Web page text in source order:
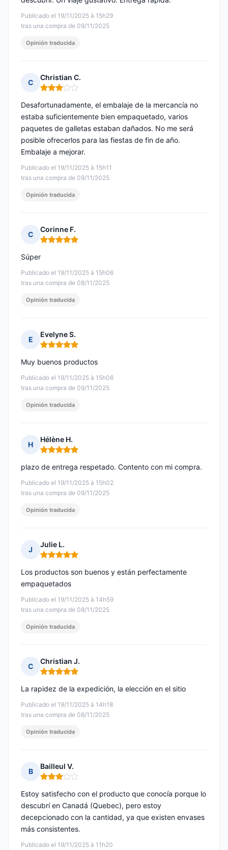
Publicado el 19/11/2025 à 15h29
tras una compra de 09/11/2025
Opinión traducida
C
Christian C.
Nota: 3 de 5
Publicado el 19/11/2025 à 15h11
tras una compra de 09/11/2025
Desafortunadamente, el embalaje de la mercancía no
estaba suficientemente bien empaquetado, varios
paquetes de galletas estaban dañados. No me será
posible ofrecerlos para las fiestas de fin de año.
Embalaje a mejorar.
Opinión traducida
C
Corinne F.
Nota: 5 de 5
Publicado el 19/11/2025 à 15h06
tras una compra de 08/11/2025
Súper
Opinión traducida
E
Evelyne S.
Nota: 5 de 5
Publicado el 19/11/2025 à 15h06
tras una compra de 09/11/2025
Muy buenos productos
Opinión traducida
H
Hélène H.
Nota: 5 de 5
Publicado el 19/11/2025 à 15h02
tras una compra de 09/11/2025
plazo de entrega respetado. Contento con mi compra.
Opinión traducida
J
Julie L.
Nota: 5 de 5
Publicado el 19/11/2025 à 14h59
tras una compra de 08/11/2025
Los productos son buenos y están perfectamente
empaquetados
Opinión traducida
C
Christian J.
Nota: 5 de 5
Publicado el 19/11/2025 à 14h18
tras una compra de 08/11/2025
La rapidez de la expedición, la elección en el sitio
Opinión traducida
B
Bailleul V.
Nota: 3 de 5
Publicado el 19/11/2025 à 11h20
Estoy satisfecho con el producto que conocía porque lo
descubrí en Canadá (Quebec), pero estoy
decepcionado con la cantidad, ya que existen envases
más consistentes.